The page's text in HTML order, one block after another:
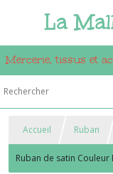
La
Mercerie, tissus et
Accueil Ruban
Ruban de satin Couleur